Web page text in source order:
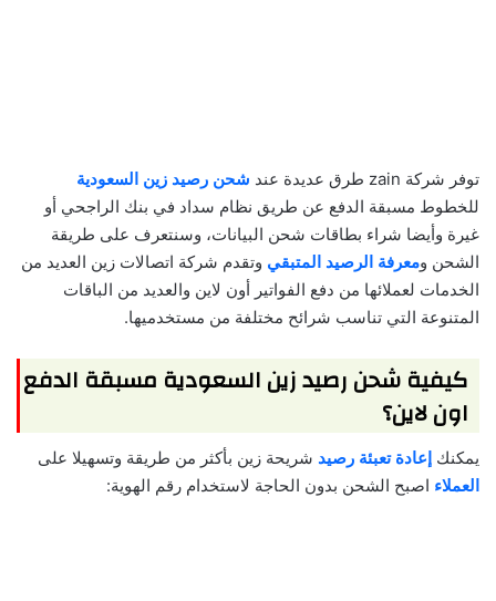
توفر شركة zain طرق عديدة عند
شحن رصيد زين السعودية
للخطوط مسبقة الدفع عن طريق نظام سداد في بنك الراجحي أو
غيرة وأيضا شراء بطاقات شحن البيانات، وسنتعرف على طريقة
الشحن ومعرفة الرصيد المتبقي وتقدم شركة اتصالات زين العديد من
الخدمات لعملائها من دفع الفواتير أون لاين والعديد من الباقات
المتنوعة التي تناسب شرائح مختلفة من مستخدميها.
كيفية شحن رصيد زين السعودية مسبقة الدفع
اون لاين؟
يمكنك إعادة تعبئة رصيد شريحة زين بأكثر من طريقة وتسهيلا على
العملاء اصبح الشحن بدون الحاجة لاستخدام رقم الهوية: